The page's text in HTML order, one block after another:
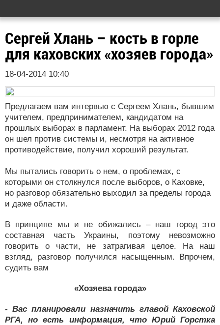
Сергей Хлань – кость в горле
для каховских «хозяев города»
18-04-2014 10:40
Предлагаем вам интервью с Сергеем Хлань, бывшим
учителем, предпринимателем, кандидатом на
прошлых выборах в парламент. На выборах 2012 года
он шел против системы и, несмотря на активное
противодействие, получил хороший результат.
Мы пытались говорить о нем, о проблемах, с
которыми он столкнулся после выборов, о Каховке,
но разговор обязательно выходил за пределы города
и даже области.
В принципе мы и не обижались – наш город это
составная часть Украины, поэтому невозможно
говорить о части, не затрагивая целое. На наш
взгляд, разговор получился насыщенным. Впрочем,
судить вам
«Хозяева города»
- Вас планировали назначить главой Каховской
РГА, но есть информация, что Юрий Горстка